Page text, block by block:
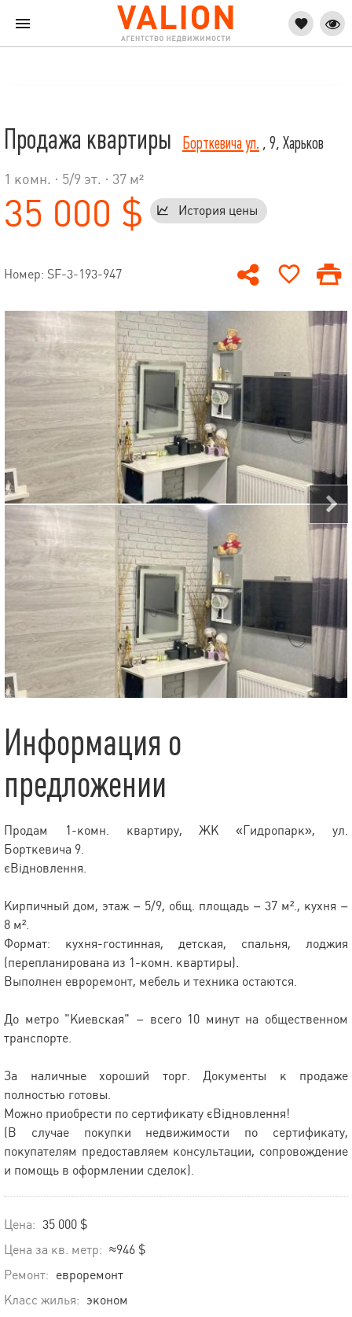
Продажа квартиры Борткевича ул. , 9, Харьков
1 комн. · 5/9 эт. · 37 м²
35 000 $ История цены
Номер: SF-3-193-947
Информация о
предложении
Продам 1-комн. квартиру, ЖК «Гидропарк», ул.
Борткевича 9.
єВідновлення.
Кирпичный дом, этаж – 5/9, общ. площадь – 37 м²., кухня –
8 м².
Формат: кухня-гостинная, детская, спальня, лоджия
(перепланирована из 1-комн. квартиры).
Выполнен евроремонт, мебель и техника остаются.
До метро "Киевская" – всего 10 минут на общественном
транспорте.
За наличные хороший торг. Документы к продаже
полностью готовы.
Можно приобрести по сертификату єВідновлення!
(В случае покупки недвижимости по сертификату,
покупателям предоставляем консультации, сопровождение
и помощь в оформлении сделок).
Цена: 35 000 $
Цена за кв. метр: ≈946 $
Ремонт: евроремонт
Класс жилья: эконом